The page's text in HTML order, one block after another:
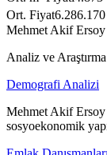
Ort. Fiyat
Mehmet Akif
Analiz ve
Demografi Analizi
Mehmet Akif
sosyoekonomik